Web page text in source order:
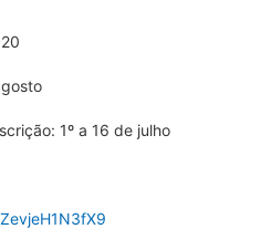
1º a 16 de julho